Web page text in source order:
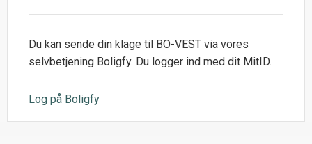
Du kan sende din klage til BO-VEST via vores
selvbetjening Boligfy. Du logger ind med dit MitID.
Log på Boligfy